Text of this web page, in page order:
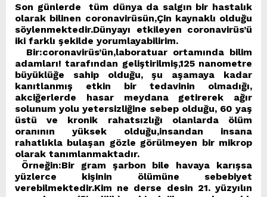
Son günlerde tüm dünya da salgın bir hastalık
olarak bilinen coronavirüsün,Çin kaynaklı olduğu
söylenmektedir.Dünyayı etkileyen coronavirüs’ü
iki farklı şekilde yorumlayabilirim.
Bir:coronavirüs’ün,laboratuar ortamında bilim
adamları! tarafından geliştirilmiş,125 nanometre
büyüklüğe sahip olduğu, şu aşamaya kadar
kanıtlanmış etkin bir tedavinin olmadığı,
akciğerlerde hasar meydana getirerek ağır
solunum yolu yetersizliğine sebep olduğu, 60 yaş
üstü ve kronik rahatsızlığı olanlarda ölüm
oranının yüksek olduğu,insandan insana
rahatlıkla bulaşan gözle görülmeyen bir mikrop
olarak tanımlanmaktadır.
Örneğin:Bir gram şarbon bile havaya karışsa
yüzlerce kişinin ölümüne sebebiyet
verebilmektedir.Kim ne derse desin 21. yüzyılın